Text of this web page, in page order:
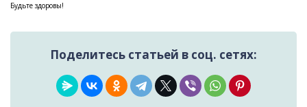
Будьте здоровы!
Поделитесь статьей в соц. сетях: